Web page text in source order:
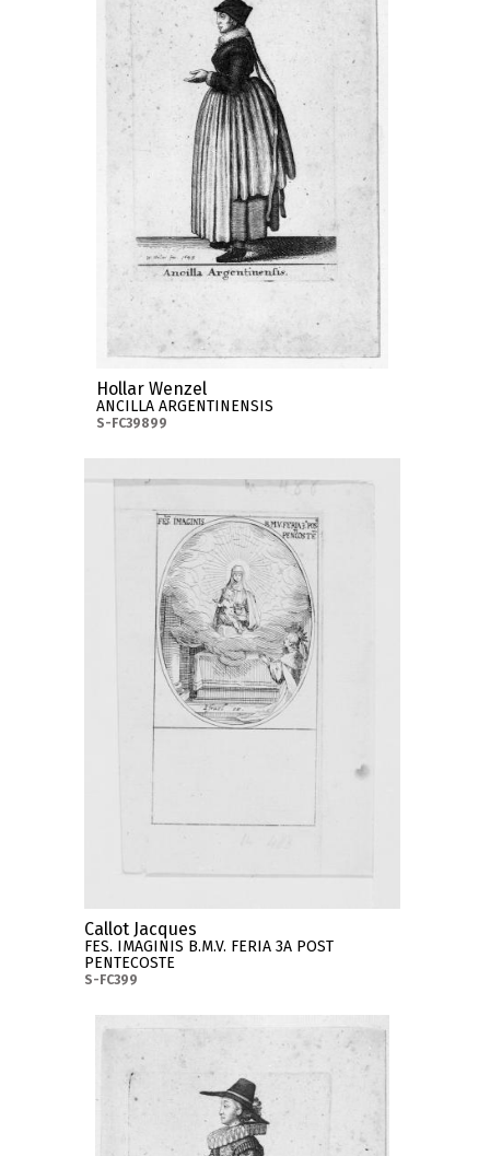
Hollar Wenzel
ANCILLA ARGENTINENSIS
S-FC39899
Callot Jacques
FES. IMAGINIS B.M.V. FERIA 3A POST
PENTECOSTE
S-FC399